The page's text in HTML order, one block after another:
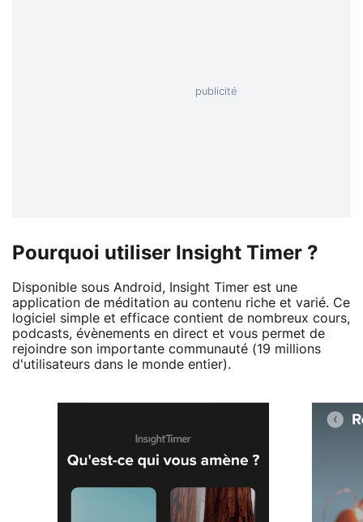
Pourquoi utiliser Insight Timer ?
Disponible sous Android, Insight Timer est une
application de méditation au contenu riche et varié. Ce
logiciel simple et efficace contient de nombreux cours,
podcasts, évènements en direct et vous permet de
rejoindre son importante communauté (19 millions
d'utilisateurs dans le monde entier).